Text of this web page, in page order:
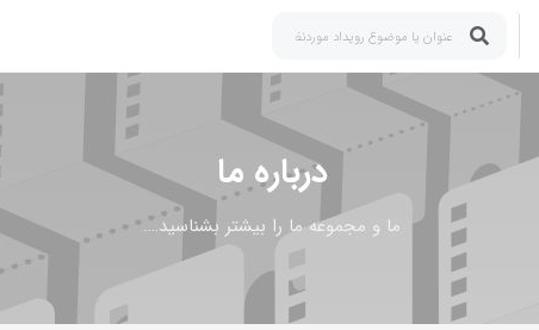
درباره ما
ما و مجموعه ما را بیشتر بشناسید….